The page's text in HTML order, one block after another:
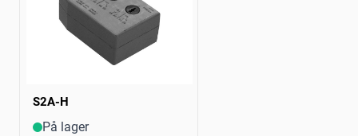
S2A-H
På lager